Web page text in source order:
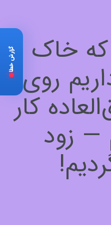
خاک
روی
کار
— زود
گزارش خطا